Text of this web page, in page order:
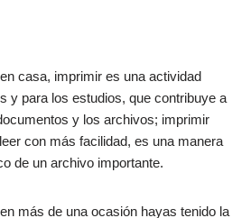
casa, imprimir es una actividad
y para los estudios, que contribuye a
y los archivos; imprimir
con más facilidad, es una manera
de un archivo importante.
más de una ocasión hayas tenido la